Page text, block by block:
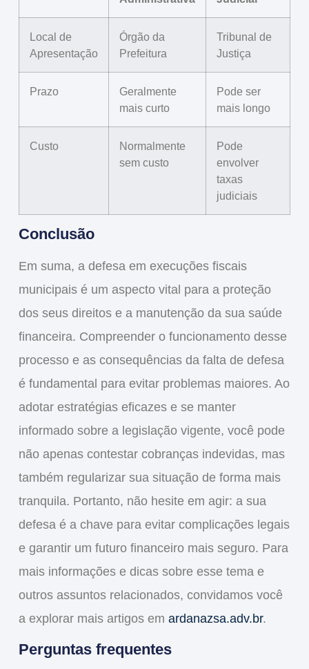
Local de
Apresentação
Órgão da
Prefeitura
Tribunal de
Justiça
Prazo
Geralmente
mais curto
Pode ser
mais longo
Custo
Normalmente
sem custo
Pode
envolver
taxas
judiciais
Conclusão
Em suma, a defesa em execuções fiscais
municipaisé um aspecto vital para a proteção
dos seus direitos e a manutenção da sua saúde
financeira. Compreender o funcionamento desse
processo e as consequências da falta de defesa
é fundamental para evitar problemas maiores. Ao
adotar estratégias eficazes e se manter
informado sobre a legislação vigente, você pode
não apenas contestar cobranças indevidas, mas
também regularizar sua situação de forma mais
tranquila. Portanto, não hesite em agir: a sua
defesa é a chave para evitar complicações legais
e garantir um futuro financeiro mais seguro. Para
mais informações e dicas sobre esse tema e
outros assuntos relacionados, convidamos você
a explorar mais artigos em ardanazsa.adv.br.
Perguntas frequentes